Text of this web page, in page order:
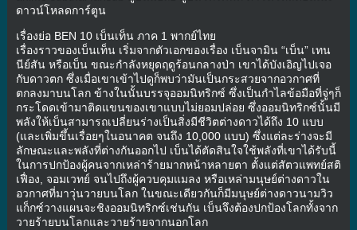
ดาวน์โหลดการ์ตูน
เรื่องย่อ BEN 10 เบ็นเท็น ภาค 1 พากย์ไทย
เรื่องราวของเบ็นเท็น เริ่มจากตัวเอกของเรื่อง เบ็นจามิน “เบ็น” เทน
นีย์สัน หรือเบ็น ขณะกำลังหยุดฤดูร้อนกลางป่า เขาได้บังเอิญไปเจอ
กับดาวตก ซึ่งเมื่อเขาเข้าไปดูก็พบว่ามันเป็นกระสวยจากอวกาศที่
ตกลงมาบนโลก ข้างในนั้นบรรจุออมนิทริกซ์ ซึ่งเป็นกำไลข้อมือที่จู่ๆก็
กระโดดเข้ามาติดแขนของเขาแบบไม่ยอมปล่อย ซึ่งออมนิทริกซ์นั้นมี
พลังให้เบ็นสามารถเปลี่ยนร่างเป็นสิ่งมีชีวิตต่างดาวได้ถึง 10 แบบ
(และเพิ่มขึ้นเรื่อยๆในอนาคต จนถึง 10,000 แบบ) ซึ่งแต่ละร่างจะมี
ลักษณะและพลังที่ต่างกันออกไป เบ็นได้ตัดสินใจใช้พลังที่เขาได้รับนี้
ในการปกป้องผู้คนจากเหล่าร้ายมากหน้าหลายตา ตั้งแต่สัตวแพทย์สติ
เฟื่อง, จอมเวทย์ จนไปถึงผู้ควบคุมแมลง หรือเหล่ามนุษย์ต่างดาวใน
อวกาศที่มาวุ่นวายบนโลก ในขณะเดียวกันก็มีมนุษย์ต่างดาวนามวิว
แก็กซ์วางแผนจะชิงออมนิทริกซ์เช่นกัน เบ็นจึงต้องปกป้องโลกทั้งจาก
วายร้ายบนโลกและวายร้ายจากนอกโลก